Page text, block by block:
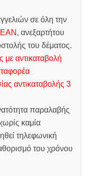
σε όλη την
, ανεξαρτήτου
του δέματος.
αντικαταβολή
αντικαταβολής 3
παραλαβής
καμία
τηλεφωνική
του χρόνου